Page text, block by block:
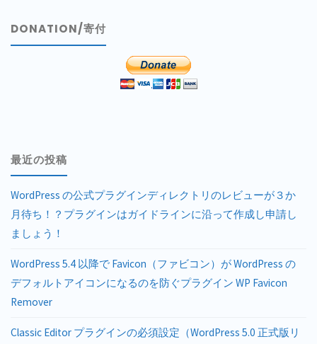
DONATION/寄付
最近の投稿
WordPress の公式プラグインディレクトリのレビューが３か
月待ち！？プラグインはガイドラインに沿って作成し申請し
ましょう！
WordPress 5.4 以降で Favicon（ファビコン）が WordPress の
デフォルトアイコンになるのを防ぐプラグイン WP Favicon
Remover
Classic Editor プラグインの必須設定（WordPress 5.0 正式版リ